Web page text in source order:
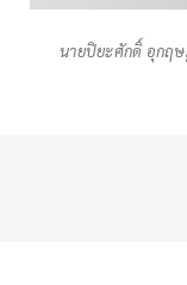
นายปิยะศักดิ์ อุกฤ